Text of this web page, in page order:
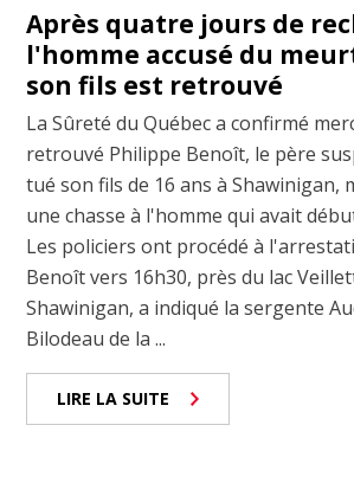
Après quatre jours de
l'homme accusé du
son fils est retrouvé
La Sûreté du Québec a confirmé
retrouvé Philippe Benoît, le père
tué son fils de 16 ans à Shawinigan,
une chasse à l'homme qui avait
Les policiers ont procédé à
Benoît vers 16h30, près du lac
Shawinigan, a indiqué la sergente
Bilodeau de la ...
LIRE LA SUITE